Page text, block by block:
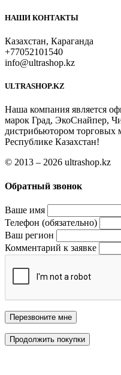
НАШИ КОНТАКТЫ
Казахстан, Караганда
+77052101540
info@ultrashop.kz
ULTRASHOP.KZ
Наша компания является
марок Град, ЭкоСнайпер,
дистрибьютором торговых
Республике Казахстан!
© 2013 – 2026 ultrashop.kz
Обратный звонок
Ваше имя
Телефон (обязательно)
Ваш регион
Комментарий к заявке
Перезвоните мне
Продолжить покупки